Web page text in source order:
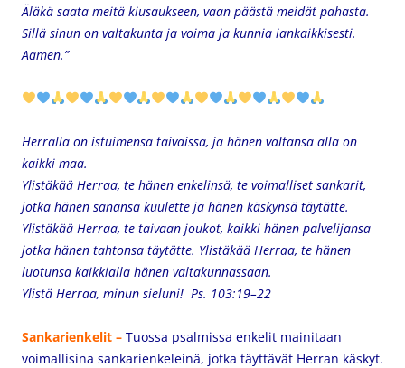
Äläkä saata meitä kiusaukseen, vaan päästä meidät pahasta.
Sillä sinun on valtakunta ja voima ja kunnia iankaikkisesti.
Aamen.”
Herralla on istuimensa taivaissa, ja hänen valtansa alla on
kaikki maa.
Ylistäkää Herraa, te hänen enkelinsä, te voimalliset sankarit,
jotka hänen sanansa kuulette ja hänen käskynsä täytätte.
Ylistäkää Herraa, te taivaan joukot, kaikki hänen palvelijansa
jotka hänen tahtonsa täytätte. Ylistäkää Herraa, te hänen
luotunsa kaikkialla hänen valtakunnassaan.
Ylistä Herraa, minun sieluni! Ps. 103:19–22
Sankarienkelit – Tuossa psalmissa enkelit mainitaan
voimallisina sankarienkeleinä, jotka täyttävät Herran käskyt.